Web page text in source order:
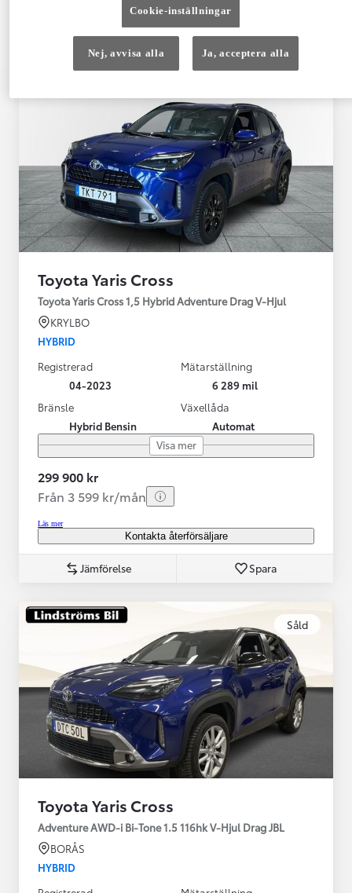
12 månaders vägassistans
Toyota Yaris Cross
Toyota Yaris Cross 1,5 Hybrid Adventure Drag V-Hjul
KRYLBO
HYBRID
Registrerad
04-2023
Mätarställning
6 289 mil
Bränsle
Hybrid Bensin
Växellåda
Automat
Visa mer
299 900 kr
Från 3 599 kr/mån
Läs mer
Kontakta återförsäljare
Jämförelse Spara
Såld
Toyota Yaris Cross
Adventure AWD-i Bi-Tone 1.5 116hk V-Hjul Drag JBL
BORÅS
HYBRID
Cookie-inställningar
Nej, avvisa alla Ja, acceptera alla